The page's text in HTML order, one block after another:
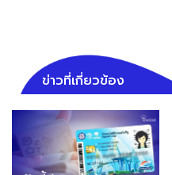
ข่าวที่เกี่ยวข้อง